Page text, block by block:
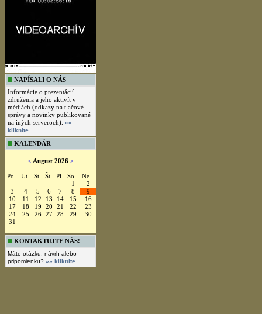
NAPÍSALI O NÁS
Informácie o prezentácií
združenia a jeho aktivít v
médiách (odkazy na tlačové
správy a novinky publikované
na iných serveroch). »»
kliknite
KALENDÁR
< August 2026 >
Po Ut St Št Pi So
Ne
1
2
3
4 5 6 7 8
9
10
11 12 13 14 15
16
17
18 19 20 21 22
23
24
25 26 27 28 29
30
31
KONTAKTUJTE NÁS!
Máte otázku, návrh alebo
pripomienku? »» kliknite